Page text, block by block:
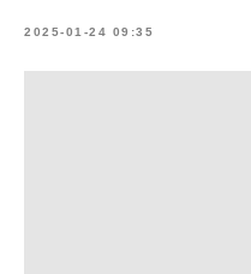
2025-01-24 09:35